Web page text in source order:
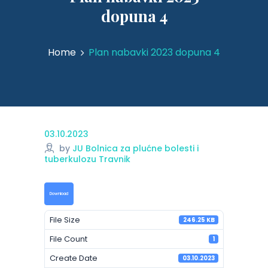
dopuna 4
Home Plan nabavki 2023 dopuna 4
03.10.2023
by JU Bolnica za plućne bolesti i
tuberkulozu Travnik
Download
File Size 246.25 KB
File Count 1
Create Date 03.10.2023